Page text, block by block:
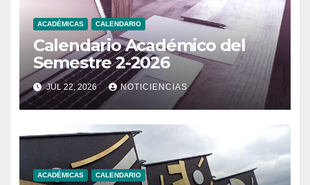
ACADÉMICAS CALENDARIO
Calendario Académico del
Semestre 2-2026
JUL 22, 2026 NOTICIENCIAS
ACADÉMICAS CALENDARIO